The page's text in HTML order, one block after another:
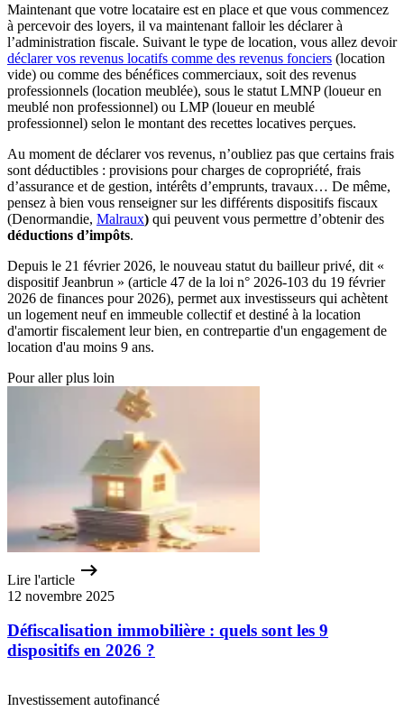
Maintenant que votre locataire est en place et que vous commencez
à percevoir des loyers, il va maintenant falloir les déclarer à
l’administration fiscale. Suivant le type de location, vous allez devoir
déclarer vos revenus locatifs comme des revenus fonciers (location
vide) ou comme des bénéfices commerciaux, soit des revenus
professionnels (location meublée), sous le statut LMNP (loueur en
meublé non professionnel) ou LMP (loueur en meublé
professionnel) selon le montant des recettes locatives perçues.
Au moment de déclarer vos revenus, n’oubliez pas que certains frais
sont déductibles : provisions pour charges de copropriété, frais
d’assurance et de gestion, intérêts d’emprunts, travaux… De même,
pensez à bien vous renseigner sur les différents dispositifs fiscaux
(Denormandie, Malraux) qui peuvent vous permettre d’obtenir des
déductions d’impôts.
Depuis le 21 février 2026, le nouveau statut du bailleur privé, dit «
dispositif Jeanbrun » (article 47 de la loi n° 2026-103 du 19 février
2026 de finances pour 2026), permet aux investisseurs qui achètent
un logement neuf en immeuble collectif et destiné à la location
d'amortir fiscalement leur bien, en contrepartie d'un engagement de
location d'au moins 9 ans.
Pour aller plus loin
Lire l'article
12 novembre 2025
Défiscalisation immobilière : quels sont les 9
dispositifs en 2026 ?
Investissement autofinancé